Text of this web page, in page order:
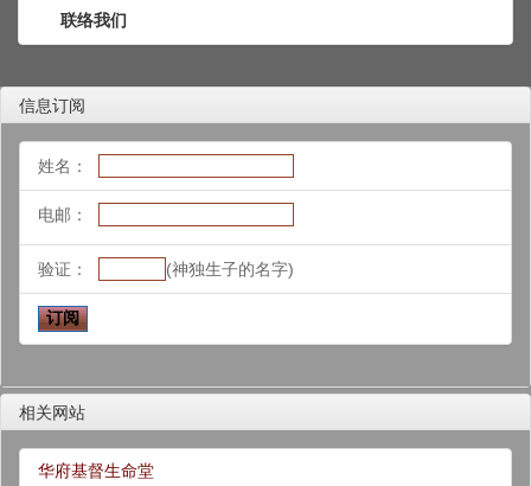
联络我们
信息订阅
姓名：
电邮：
验证： (神独生子的名字)
相关网站
华府基督生命堂